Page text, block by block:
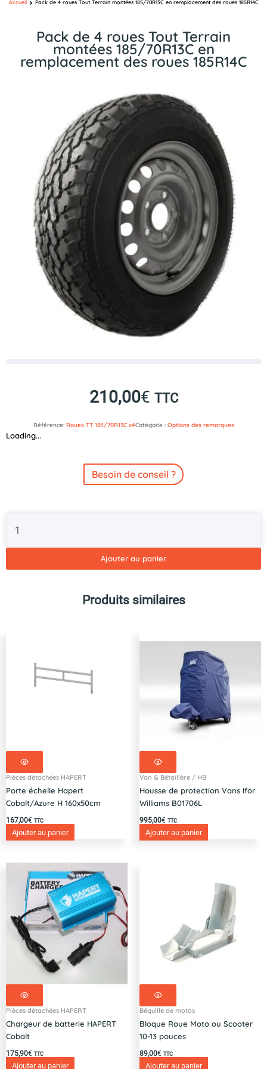
Pack de 4 roues Tout Terrain
montées 185/70R13C en
remplacement des roues 185R14C
Accueil Pack de 4 roues Tout Terrain montées 185/70R13C en remplacement des roues 185R14C
210,00€ TTC
Référence: Roues TT 185/70R13C x4Catégorie : Options des remorques
Loading...
Besoin de conseil ?
4
Ajouter au panier
Produits similaires
Pièces détachées HAPERT
Porte échelle Hapert
Cobalt/Azure H 160x50cm
167,00€ TTC
Ajouter au panier
Van & Bétaillère / HB
Housse de protection Vans Ifor
Williams B01706L
995,00€ TTC
Ajouter au panier
Pièces détachées HAPERT
Chargeur de batterie HAPERT
Cobalt
175,90€ TTC
Ajouter au panier
Béquille de motos
Bloque Roue Moto ou Scooter
10-13 pouces
89,00€ TTC
Ajouter au panier